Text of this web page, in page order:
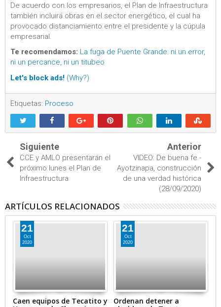
De acuerdo con los empresarios, el Plan de Infraestructura
también incluirá obras en el sector energético, el cual ha
provocado distanciamiento entre el presidente y la cúpula
empresarial.
Te recomendamos: La fuga de Puente Grande: ni un error,
ni un percance, ni un titubeo
Let's block ads! (Why?)
Etiquetas: Proceso
Siguiente
CCE y AMLO presentarán el
próximo lunes el Plan de
Infraestructura
Anterior
VIDEO: De buena fe -
Ayotzinapa, construcción
de una verdad histórica
(28/09/2020)
ARTÍCULOS RELACIONADOS
21
Oct
2020
Caen equipos de Tecatito y
21
Oct
2020
Ordenan detener a